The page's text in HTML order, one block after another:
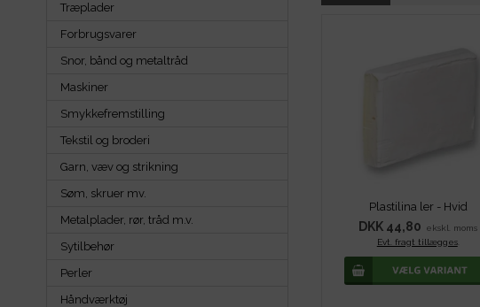
Træplader
Forbrugsvarer
Snor, bånd og metaltråd
Maskiner
Smykkefremstilling
Tekstil og broderi
Garn, væv og strikning
Søm, skruer mv.
Metalplader, rør, tråd m.v.
Sytilbehør
Perler
Håndværktøj
Plastilina ler - Hvid
DKK 44,80
ekskl. moms
Evt. fragt tillægges.